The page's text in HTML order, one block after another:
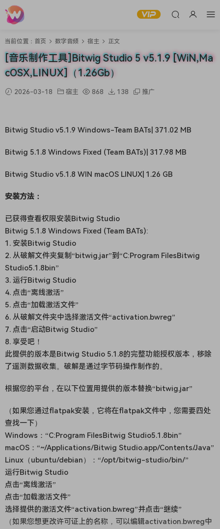
当前位置： 首页 数字音频 宿主 正文
[音乐制作工具]Bitwig Studio 5 v5.1.9 [WiN,Ma
cOSX,LINUX]（1.26Gb）
2026-03-18 宿主 868 138 推广
Bitwig Studio v5.1.9 Windows-Team BATs| 371.02 MB
Bitwig 5.1.8 Windows Fixed (Team BATs)| 317.98 MB
Bitwig Studio v5.1.8 WIN macOS LINUX| 1.26 GB
安装方法：
已获得查看权限安装Bitwig Studio
Bitwig 5.1.8 Windows Fixed (Team BATs):
1. 安装Bitwig Studio
2. 从破解文件夹复制“bitwig.jar”到“C:Program FilesBitwig
Studio5.1.8bin”
3. 运行Bitwig Studio
4. 点击“离线激活”
5. 点击“加载激活文件”
6. 从破解文件夹中选择激活文件“activation.bwreg”
7. 点击“启动Bitwig Studio”
8. 享受吧！
此提供的版本是Bitwig Studio 5.1.8的完整功能授权版本，移除
了遥测数据收集。破解是通过字节码操作制作的。
根据您的平台，在以下位置用提供的版本替换“bitwig.jar”
（如果您通过flatpak安装，它将在flatpak文件中，您需要四处
查找一下）
Windows：“C:Program FilesBitwig Studio5.1.8bin”
macOS：“~/Applications/Bitwig Studio.app/Contents/Java”
Linux（ubuntu/debian）：“/opt/bitwig-studio/bin/”
运行Bitwig Studio
点击“离线激活”
点击“加载激活文件”
选择提供的激活文件“activation.bwreg”并点击“继续”
（如果您想更改许可证上的名称，可以编辑activation.bwreg中